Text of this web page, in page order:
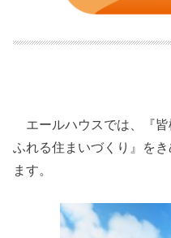
エールハウスでは、『
ふれる住まいづくり』を
ます。